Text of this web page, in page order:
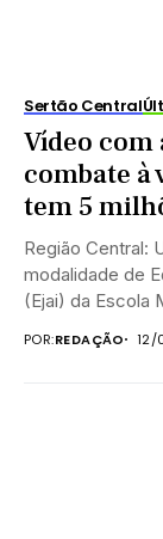
Sertão Central
Vídeo com
combate
tem 5
Região Central:
modalidade de
(Ejai) da Escola
POR:REDAÇÃO 12/